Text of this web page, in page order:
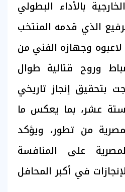
بالأداء البطولي
الذي قدمه المنتخب
وجهازه الفني من
وروح قتالية طوال
بتحقيق إنجاز تاريخي
عشر، بما يعكس ما
من تطور، ويؤكد
على المنافسة
في أكبر المحافل